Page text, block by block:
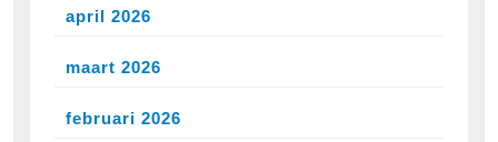
april 2026
maart 2026
februari 2026